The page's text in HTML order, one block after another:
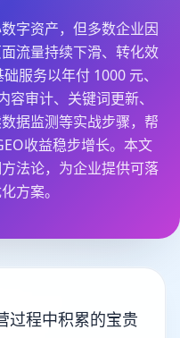
字资产，但多数企业因
流量持续下滑、转化效
服务以年付 1000 元、
审计、关键词更新、
据监测等实战步骤，帮
收益稳步增长。本文
法论，为企业提供可落
方案。
过程中积累的宝贵